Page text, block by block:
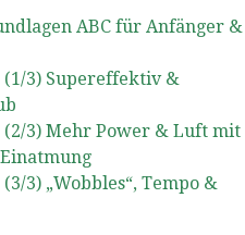
ABC für Anfänger &
3) Supereffektiv &
3) Mehr Power & Luft mit
3) „Wobbles“, Tempo &